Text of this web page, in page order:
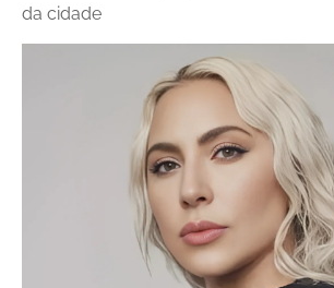
da cidade